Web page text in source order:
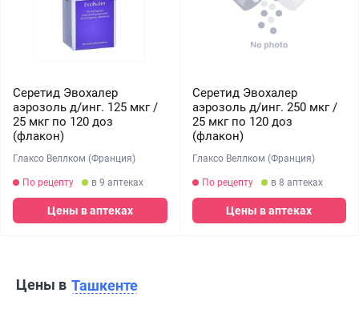
Серетид Эвохалер
аэрозоль д/инг. 125 мкг /
25 мкг по 120 доз
(флакон)
Глаксо Веллком (Франция)
По рецепту в 9 аптеках
Цены в аптеках
Серетид Эвохалер
аэрозоль д/инг. 250 мкг /
25 мкг по 120 доз
(флакон)
Глаксо Веллком (Франция)
По рецепту в 8 аптеках
Цены в аптеках
Цены в Ташкенте